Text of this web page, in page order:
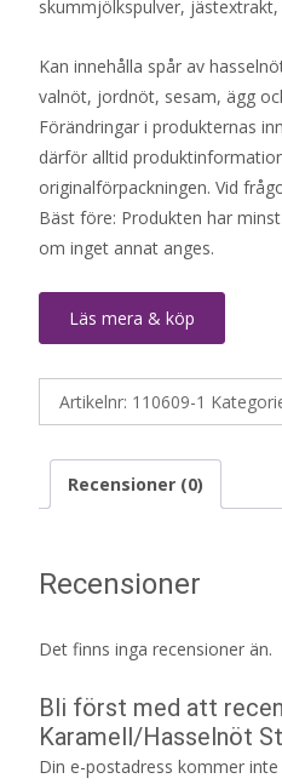
skummjölkspulver,
Kan innehålla spår av
valnöt, jordnöt, sesam, ägg
Förändringar i produkternas
därför alltid
originalförpackningen. Vid
Bäst före: Produkten har
om inget annat anges.
Läs mera & köp
Artikelnr: 110609-1
Recensioner (0)
Recensioner
Det finns inga recensioner än.
Bli först med att
Karamell/Hasselnöt
Din e-postadress kommer inte